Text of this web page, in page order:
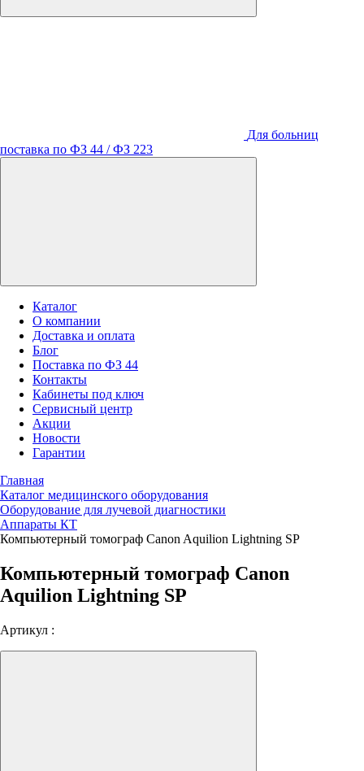
Для больниц
поставка по ФЗ 44 / ФЗ 223
Каталог
О компании
Доставка и оплата
Блог
Поставка по ФЗ 44
Контакты
Кабинеты под ключ
Сервисный центр
Акции
Новости
Гарантии
Главная
Каталог медицинского оборудования
Оборудование для лучевой диагностики
Аппараты КТ
Компьютерный томограф Canon Aquilion Lightning SP
Компьютерный томограф Canon
Aquilion Lightning SP
Артикул :